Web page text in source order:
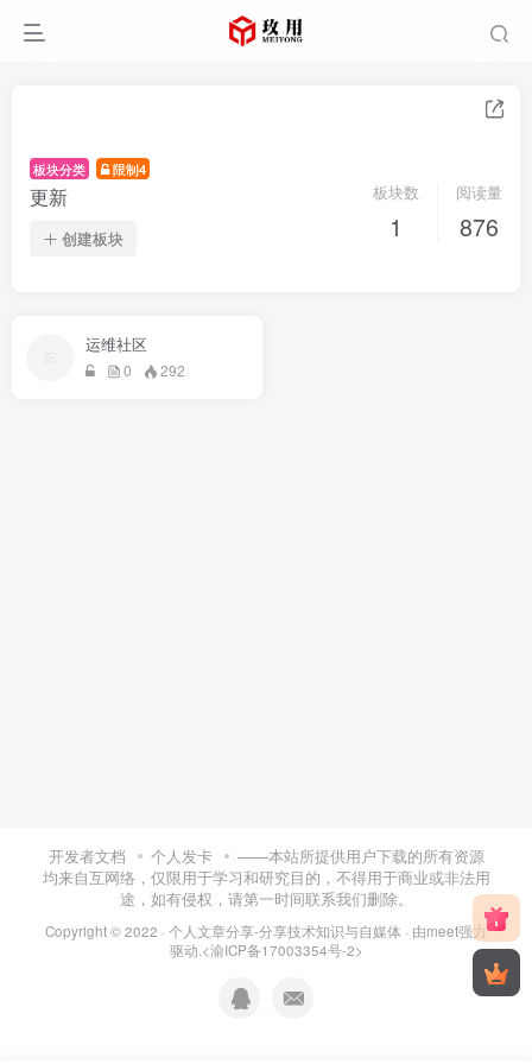
板块分类 限制4
更新
创建板块
板块数
1
阅读量
876
运维社区
0 292
开发者文档 个人发卡
——本站所提供用户下载的所有资源
均来自互网络，仅限用于学习和研究目的，不得用于商业或非法用
途，如有侵权，请第一时间联系我们删除。
Copyright © 2022 · 个人文章分享-分享技术知识与自媒体 · 由meet强力
驱动. <渝ICP备17003354号-2>